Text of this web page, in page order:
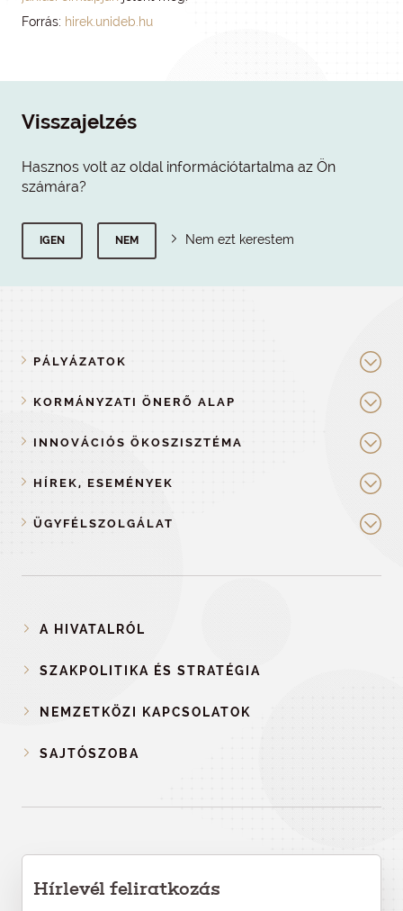
Forrás: hirek.unideb.hu
Visszajelzés
Hasznos volt az oldal információtartalma az Ön
számára?
IGEN NEM Nem ezt kerestem
PÁLYÁZATOK
KORMÁNYZATI ÖNERŐ ALAP
INNOVÁCIÓS ÖKOSZISZTÉMA
HÍREK, ESEMÉNYEK
ÜGYFÉLSZOLGÁLAT
A HIVATALRÓL
SZAKPOLITIKA ÉS STRATÉGIA
NEMZETKÖZI KAPCSOLATOK
SAJTÓSZOBA
Hírlevél feliratkozás